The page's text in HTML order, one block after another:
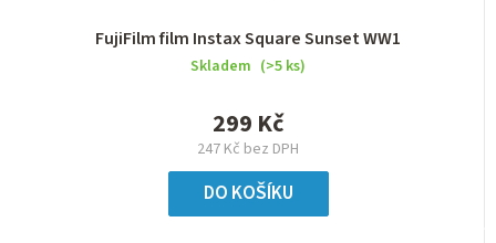
FujiFilm film Instax Square Sunset WW1
Skladem (>5 ks)
247 Kč bez DPH
299 Kč
DO KOŠÍKU